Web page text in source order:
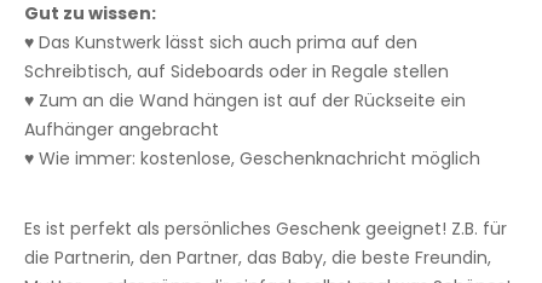
Gut zu wissen:
♥ Das Kunstwerk lässt sich auch prima auf den
Schreibtisch, auf Sideboards oder in Regale stellen
♥ Zum an die Wand hängen ist auf der Rückseite ein
Aufhänger angebracht
♥ Wie immer: kostenlose, Geschenknachricht möglich
Es ist perfekt als persönliches Geschenk geeignet! Z.B. für
die Partnerin, den Partner, das Baby, die beste Freundin,